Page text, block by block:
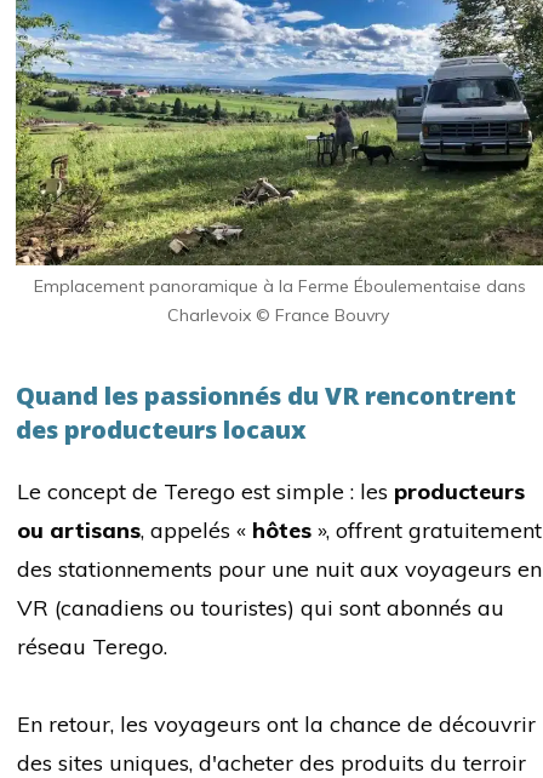
Emplacement panoramique à la Ferme Éboulementaise dans
Charlevoix © France Bouvry
Quand les passionnés du VR rencontrent
des producteurs locaux
Le concept de Terego est simple : les producteurs
ou artisans, appelés « hôtes », offrent gratuitement
des stationnements pour une nuit aux voyageurs en
VR (canadiens ou touristes) qui sont abonnés au
réseau Terego.
En retour, les voyageurs ont la chance de découvrir
des sites uniques, d'acheter des produits du terroir